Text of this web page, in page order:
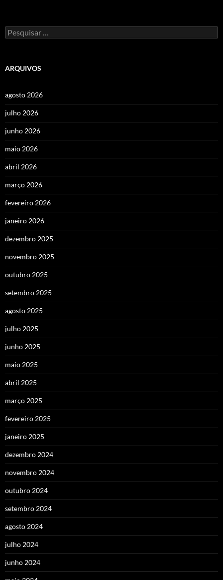
Pesquisar
por:
ARQUIVOS
agosto 2026
julho 2026
junho 2026
maio 2026
abril 2026
março 2026
fevereiro 2026
janeiro 2026
dezembro 2025
novembro 2025
outubro 2025
setembro 2025
agosto 2025
julho 2025
junho 2025
maio 2025
abril 2025
março 2025
fevereiro 2025
janeiro 2025
dezembro 2024
novembro 2024
outubro 2024
setembro 2024
agosto 2024
julho 2024
junho 2024